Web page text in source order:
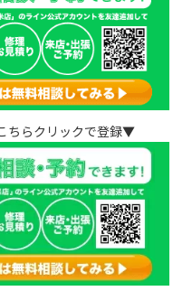
ちらクリックで登録▼